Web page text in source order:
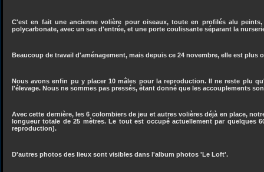
C'est en fait une ancienne volière pour oiseaux, toute en profilés alu
polycarbonate, avec un sas d'entrée, et une porte coulissante séparant la
Beaucoup de travail d'aménagement, mais depuis ce 24 novembre, elle est plus
Nous avons enfin pu y placer 10 mâles pour la reproduction. Il ne reste plu
l'élevage. Nous ne sommes pas pressés, étant donné que les accouplements
Avec cette dernière, les 6 colombiers de jeu et autres volières déjà en place,
longueur totale de 25 mètres. Le tout est occupé actuellement par quelques
reproduction).
D'autres photos des lieux sont visibles dans l'album photos 'Le Loft'.